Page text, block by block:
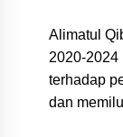
Alimatul
2020-2024
terhadap
dan